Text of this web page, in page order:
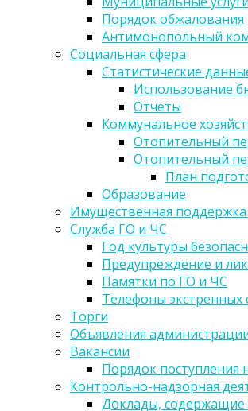
Порядок обжалования
Антимонопольный
Социальная сфера
Статистические
Использование
Отчеты
Коммунальное
Отопительный
Отопительный
План
Образование
Имущественная
Служба ГО и ЧС
Год культуры
Предупреждение и
Памятки по ГО и ЧС
Телефоны экстренных
Торги
Объявления
Вакансии
Порядок поступления
Контрольно-надзорная
Доклады, содержащие